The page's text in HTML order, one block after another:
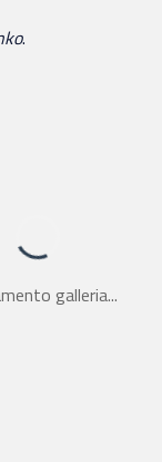
.
galleria...